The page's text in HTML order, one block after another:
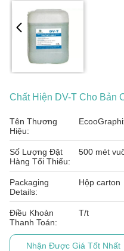
Chất Hiện DV-T Cho Bản
Tên Thương
Hiệu:
Số Lượng Đặt
Hàng Tối Thiểu:
500 mét
Packaging
Details:
Hộp carton
Điều Khoản
Thanh Toán:
T/t
Nhận Được Giá Tốt Nhất